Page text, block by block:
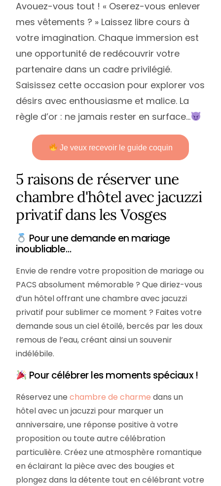
Avouez-vous tout ! « Oserez-vous enlever
mes vêtements ? » Laissez libre cours à
votre imagination. Chaque immersion est
une opportunité de redécouvrir votre
partenaire dans un cadre privilégié.
Saisissez cette occasion pour explorer vos
désirs avec enthousiasme et malice. La
règle d’or : ne jamais rester en surface…
Je veux recevoir le guide coquin
5 raisons de réserver une
chambre d'hôtel avec jacuzzi
privatif dans les Vosges
Pour une demande en mariage
inoubliable…
Envie de rendre votre proposition de mariage ou
PACS absolument mémorable ? Que diriez-vous
d’un hôtel offrant une chambre avec jacuzzi
privatif pour sublimer ce moment ? Faites votre
demande sous un ciel étoilé, bercés par les doux
remous de l’eau, créant ainsi un souvenir
indélébile.
Pour célébrer les moments spéciaux !
Réservez unechambre de charme dans un
hôtel avec un jacuzzi pour marquer un
anniversaire, une réponse positive à votre
proposition ou toute autre célébration
particulière. Créez une atmosphère romantique
en éclairant la pièce avec des bougies et
plongez dans la détente tout en célébrant votre